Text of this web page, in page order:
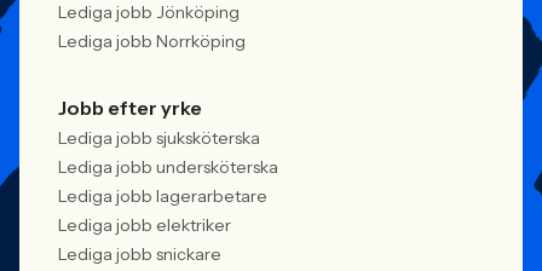
Lediga jobb Jönköping
Lediga jobb Norrköping
Jobb efter yrke
Lediga jobb sjuksköterska
Lediga jobb undersköterska
Lediga jobb lagerarbetare
Lediga jobb elektriker
Lediga jobb snickare